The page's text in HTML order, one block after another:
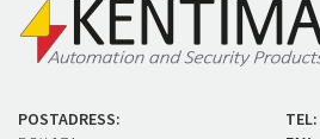
POSTADRESS:
TEL: